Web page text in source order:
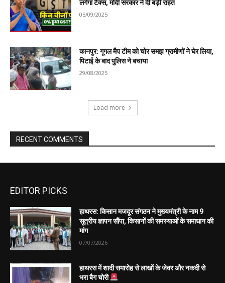
EDITOR PICKS
हाथरस: किसान मजदूर संगठन ने मुख्यमंत्री के नाम 9
सूत्रीय ज्ञापन सौंपा, किसानों की समस्याओं के समाधान की
मांग
07/07/2026
हाथरस में शादी समारोह से लाखों के जेवर और नकदी से
भरा बैग चोरी